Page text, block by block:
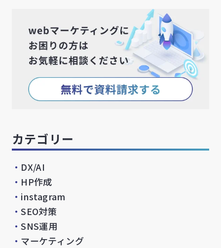
カテゴリー
・ DX/AI
・ HP作成
・ instagram
・SEO対策
・SNS運用
・ マーケティング